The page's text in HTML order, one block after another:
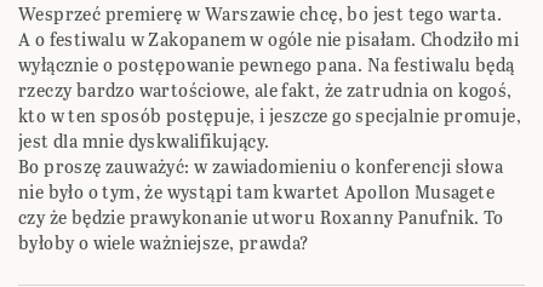
Wesprzeć premierę w Warszawie chcę, bo jest tego warta.
A o festiwalu w Zakopanem w ogóle nie pisałam. Chodziło mi
wyłącznie o postępowanie pewnego pana. Na festiwalu będą
rzeczy bardzo wartościowe, ale fakt, że zatrudnia on kogoś,
kto w ten sposób postępuje, i jeszcze go specjalnie promuje,
jest dla mnie dyskwalifikujący.
Bo proszę zauważyć: w zawiadomieniu o konferencji słowa
nie było o tym, że wystąpi tam kwartet Apollon Musagete
czy że będzie prawykonanie utworu Roxanny Panufnik. To
byłoby o wiele ważniejsze, prawda?